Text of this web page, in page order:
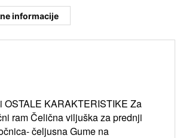
informacije
OSTALE KARAKTERISTIKE Za
ram Čelična viljuška za prednji
čeljusna Gume na